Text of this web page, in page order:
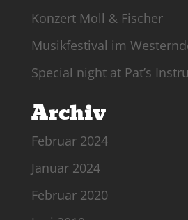
Konzert Moll & Fischer
Musikfestival im
Special night at Pat’s
Archiv
Februar 2024
Januar 2024
Februar 2020